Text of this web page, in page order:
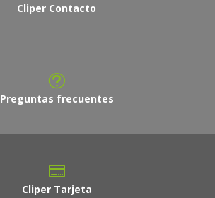
Cliper Contacto
Preguntas frecuentes
Cliper Tarjeta